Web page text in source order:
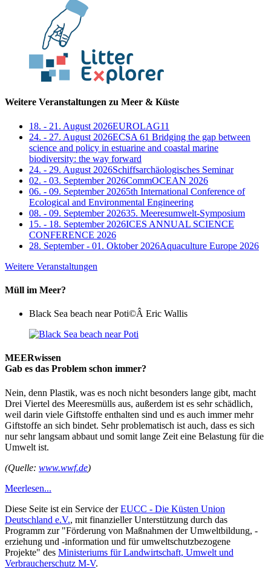
Weitere Veranstaltungen zu Meer & Küste
18. - 21. August 2026EUROLAG11
24. - 27. August 2026ECSA 61 Bridging the gap between
science and policy in estuarine and coastal marine
biodiversity: the way forward
24. - 29. August 2026Schiffsarchäologisches Seminar
02. - 03. September 2026CommOCEAN 2026
06. - 09. September 20265th International Conference of
Ecological and Environmental Engineering
08. - 09. September 202635. Meeresumwelt-Symposium
15. - 18. September 2026ICES ANNUAL SCIENCE
CONFERENCE 2026
28. September - 01. Oktober 2026Aquaculture Europe 2026
Weitere Veranstaltungen
Müll im Meer?
Black Sea beach near Poti©Â Eric Wallis
MEERwissen
Gab es das Problem schon immer?
Nein, denn Plastik, was es noch nicht besonders lange gibt, macht
Drei Viertel des Meeresmülls aus, außerdem ist es sehr schädlich,
weil darin viele Giftstoffe enthalten sind und es auch immer mehr
Giftstoffe an sich bindet. Sehr problematisch ist auch, dass es sich
nur sehr langsam abbaut und somit lange Zeit eine Belastung für die
Umwelt ist.
(Quelle: www.wwf.de)
Meerlesen...
Diese Seite ist ein Service derEUCC - Die Küsten Union
Deutschland e.V., mit finanzieller Unterstützung durch das
Programm zur "Förderung von Maßnahmen der Umweltbildung, -
erziehung und -information und für umweltschutzbezogene
Projekte" des Ministeriums für Landwirtschaft, Umwelt und
Verbraucherschutz M-V.